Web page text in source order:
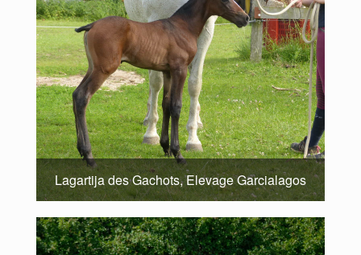
Lagartija des Gachots, Elevage Garcialagos